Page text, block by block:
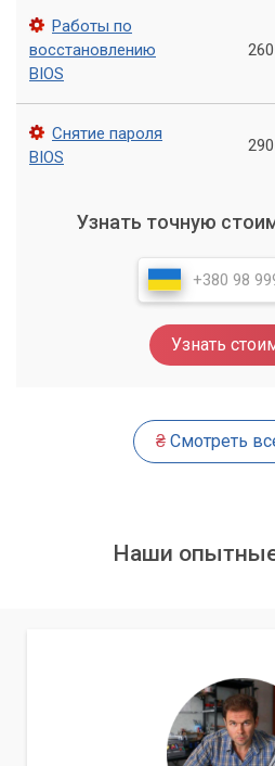
Сброс настроек BIOS через
требующая определенных знаний
Отключение питания:
устройство из ноутбука.
Открытие корпуса:
крышку системного блока
Поиск перемычки:
На
Обычно они помечены
"CLEAR_CMOS",
положение "Clear" (обычно
затем вернуть в исходное
После
компоненты на место,
питание. При первом
загрузиться с заводскими
Работы по
восстановлению
BIOS
Снятие пароля
BIOS
Узнать точную
Узнать
₴Смотреть
Наши